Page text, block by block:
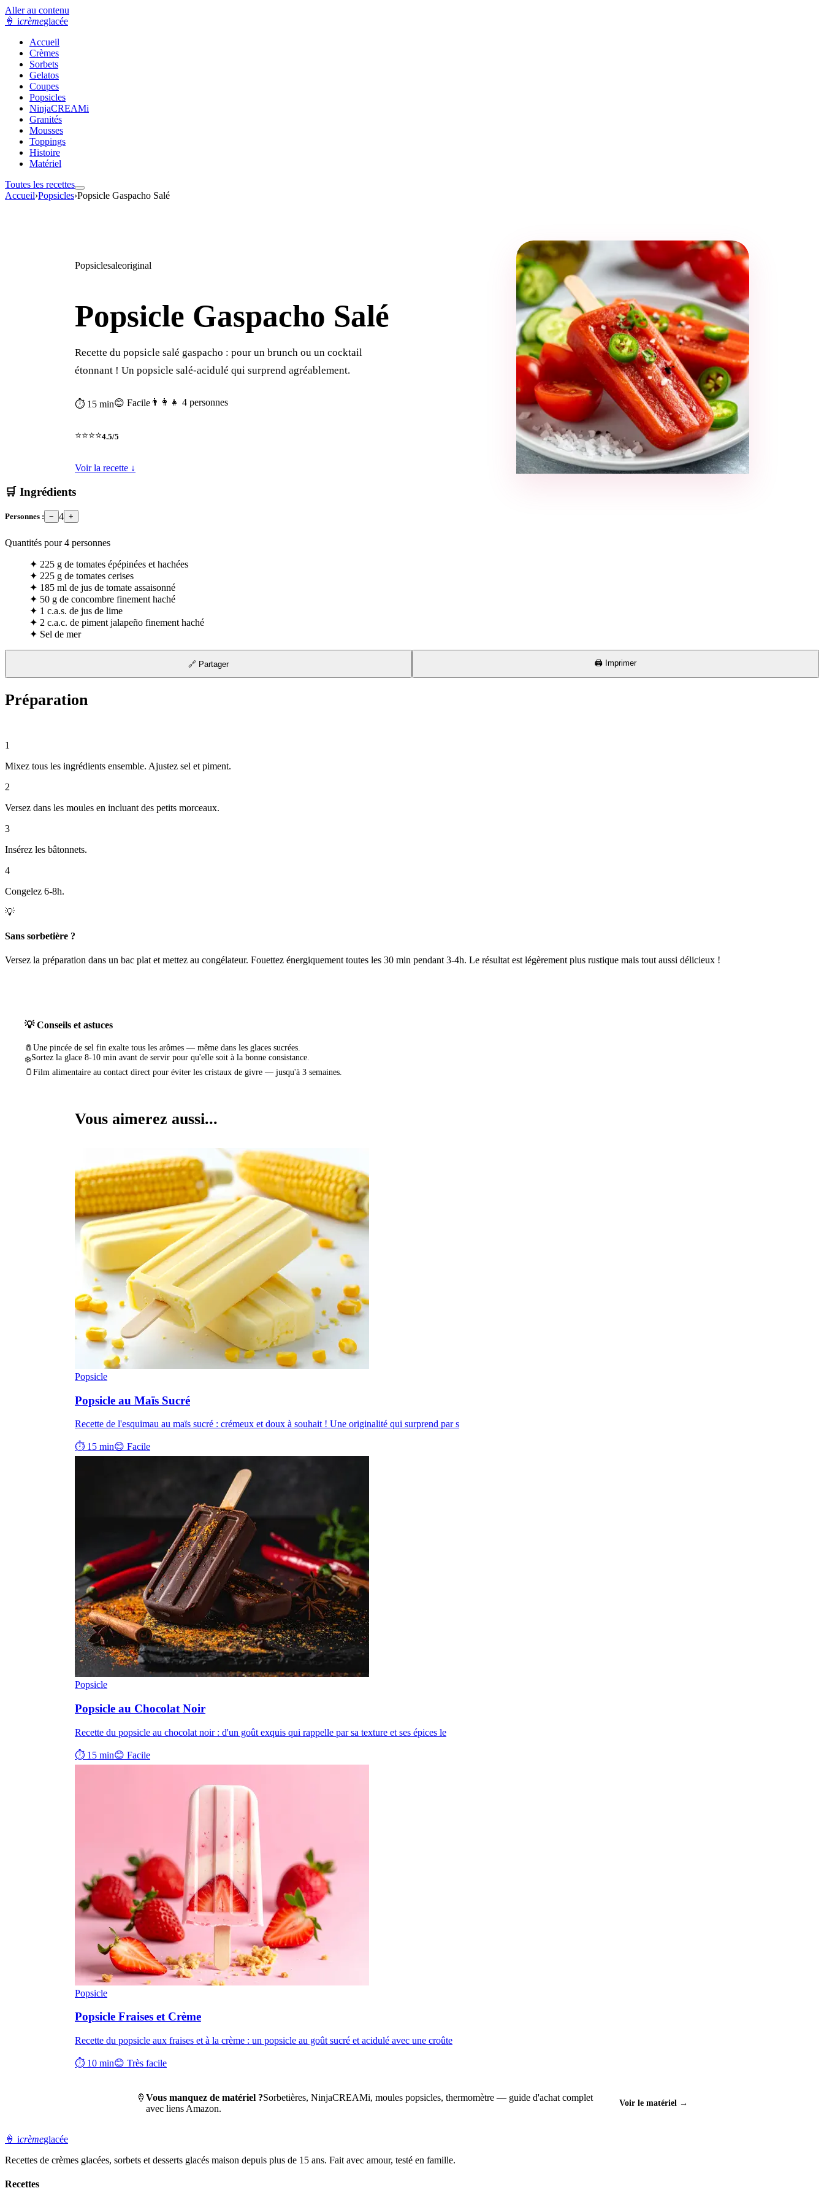
Aller au contenu
🍦 icrèmeglacée
Accueil
Crèmes
Sorbets
Gelatos
Coupes
Popsicles
NinjaCREAMi
Granités
Mousses
Toppings
Histoire
Matériel
Toutes les recettes
Accueil›Popsicles›Popsicle Gaspacho Salé
Popsiclesaleoriginal
Popsicle Gaspacho Salé
Recette du popsicle salé gaspacho : pour un brunch ou un cocktail
étonnant ! Un popsicle salé-acidulé qui surprend agréablement.
⏱ 15 min😊 Facile 👨‍👩‍👧 4 personnes
⭐⭐⭐⭐4.5/5
Voir la recette ↓
🛒 Ingrédients
Personnes : − 4 +
Quantités pour4 personnes
✦ 225 g de tomates épépinées et hachées
✦ 225 g de tomates cerises
✦ 185 ml de jus de tomate assaisonné
✦ 50 g de concombre finement haché
✦ 1 c.a.s. de jus de lime
✦ 2 c.a.c. de piment jalapeño finement haché
✦ Sel de mer
🔗 Partager 🖨️ Imprimer
Préparation
1
Mixez tous les ingrédients ensemble. Ajustez sel et piment.
2
Versez dans les moules en incluant des petits morceaux.
3
Insérez les bâtonnets.
4
Congelez 6-8h.
💡
Sans sorbetière ?
Versez la préparation dans un bac plat et mettez au congélateur. Fouettez énergiquement toutes les 30 min pendant 3-4h. Le résultat est légèrement plus rustique mais tout aussi délicieux !
💡 Conseils et astuces
🧂 Une pincée de sel fin exalte tous les arômes — même dans les glaces sucrées.
❄️Sortez la glace 8-10 min avant de servir pour qu'elle soit à la bonne consistance.
🫙 Film alimentaire au contact direct pour éviter les cristaux de givre — jusqu'à 3 semaines.
Vous aimerez aussi...
Popsicle
Popsicle au Maïs Sucré
Recette de l'esquimau au maïs sucré : crémeux et doux à souhait ! Une originalité qui surprend par s
⏱ 15 min😊 Facile
Popsicle
Popsicle au Chocolat Noir
Recette du popsicle au chocolat noir : d'un goût exquis qui rappelle par sa texture et ses épices le
⏱ 15 min😊 Facile
Popsicle
Popsicle Fraises et Crème
Recette du popsicle aux fraises et à la crème : un popsicle au goût sucré et acidulé avec une croûte
⏱ 10 min😊 Très facile
🍦 Vous manquez de matériel ?Sorbetières, NinjaCREAMi, moules popsicles, thermomètre — guide d'achat complet
avec liens Amazon.
Voir le matériel →
🍦 icrèmeglacée
Recettes de crèmes glacées, sorbets et desserts glacés maison depuis plus de 15 ans. Fait avec amour, testé en famille.
Recettes